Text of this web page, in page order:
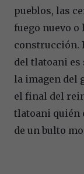
pueblos, las
fuego nuevo o
construcción.
del tlatoani es
la imagen del
el final del
tlatoani quién
de un bulto